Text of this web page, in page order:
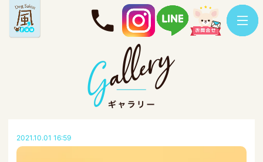
2021.10.01 16:59